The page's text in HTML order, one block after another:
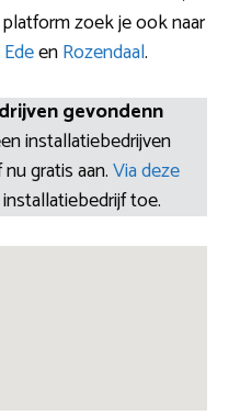
zoek je ook naar
EdeenRozendaal.
gevondenn
installatiebedrijven
gratis aan.Via deze
toe.